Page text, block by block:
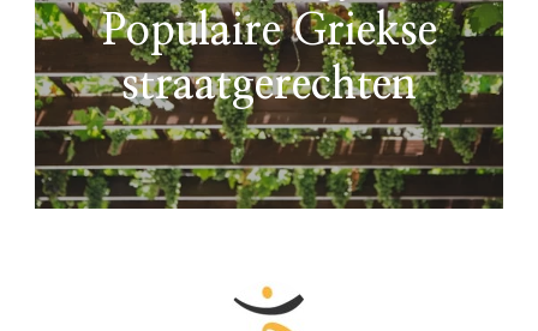
Populaire Griekse
straatgerechten